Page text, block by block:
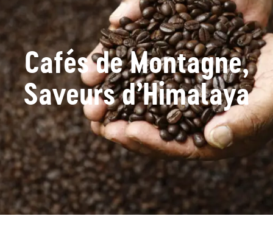
Cafés de Montagne,
Saveurs d’Himalaya